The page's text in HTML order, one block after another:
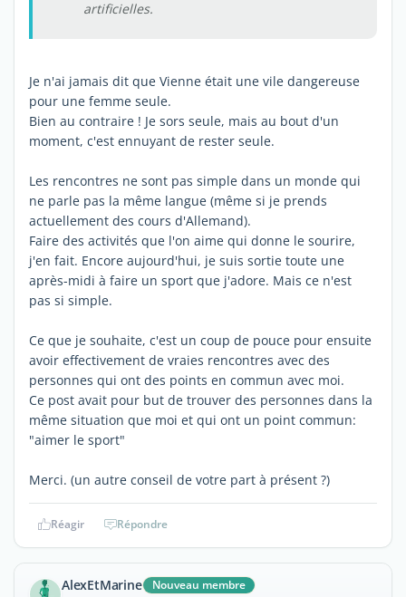
artificielles.
Je n'ai jamais dit que Vienne était une vile dangereuse
pour une femme seule.
Bien au contraire ! Je sors seule, mais au bout d'un
moment, c'est ennuyant de rester seule.
Les rencontres ne sont pas simple dans un monde qui
ne parle pas la même langue (même si je prends
actuellement des cours d'Allemand).
Faire des activités que l'on aime qui donne le sourire,
j'en fait. Encore aujourd'hui, je suis sortie toute une
après-midi à faire un sport que j'adore. Mais ce n'est
pas si simple.
Ce que je souhaite, c'est un coup de pouce pour ensuite
avoir effectivement de vraies rencontres avec des
personnes qui ont des points en commun avec moi.
Ce post avait pour but de trouver des personnes dans la
même situation que moi et qui ont un point commun:
"aimer le sport"
Merci. (un autre conseil de votre part à présent ?)
Réagir Répondre
AlexEtMarine Nouveau membre